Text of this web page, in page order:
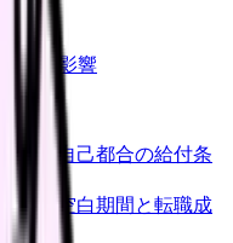
リア影響
】｜自己都合の給付条
ド
断｜空白期間と転職成